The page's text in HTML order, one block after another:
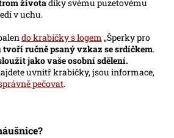
životadíky svému puzetovému
v uchu.
do krabičky s logem „Šperky pro
tvoří ručně psaný vzkaz se srdíčkem.
jako vaše osobnísdělení.
uvnitř krabičky, jsou informace,
pečovat.